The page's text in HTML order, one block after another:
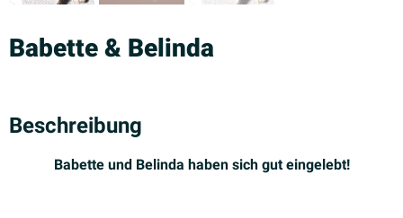
Babette & Belinda
Beschreibung
Babette und Belinda haben sich gut eingelebt!